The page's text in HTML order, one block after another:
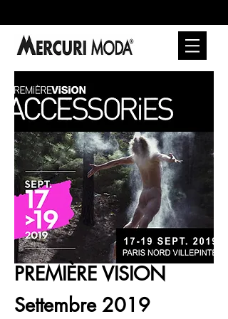
PREMIÈRE VISION
Settembre 2019